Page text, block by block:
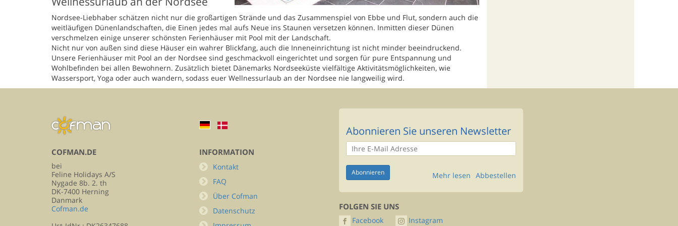
Nordsee-Liebhaber schätzen nicht nur die großartigen Strände und das Zusammenspiel von Ebbe und Flut, sondern auch die
weitläufigen Dünenlandschaften, die Einen jedes mal aufs Neue ins Staunen versetzen können. Inmitten dieser Dünen
verschmelzen einige unserer schönsten Ferienhäuser mit Pool mit der Landschaft.
Nicht nur von außen sind diese Häuser ein wahrer Blickfang, auch die Inneneinrichtung ist nicht minder beeindruckend.
Unsere Ferienhäuser mit Pool an der Nordsee sind geschmackvoll eingerichtet und sorgen für pure Entspannung und
Wohlbefinden bei allen Bewohnern. Zusätzlich bietet Dänemarks Nordseeküste vielfältige Aktivitätsmöglichkeiten, wie
Wassersport, Yoga oder auch wandern, sodass euer Wellnessurlaub an der Nordsee nie langweilig wird.
COFMAN.DE
bei
Feline Holidays A/S
Nygade 8b. 2. th
DK-7400 Herning
Danmark
Cofman.de
INFORMATION
Kontakt
FAQ
Über Cofman
Datenschutz
Abonnieren Sie unseren Newsletter
Abbestellen
Mehr lesen
FOLGEN SIE UNS
Facebook Instagram